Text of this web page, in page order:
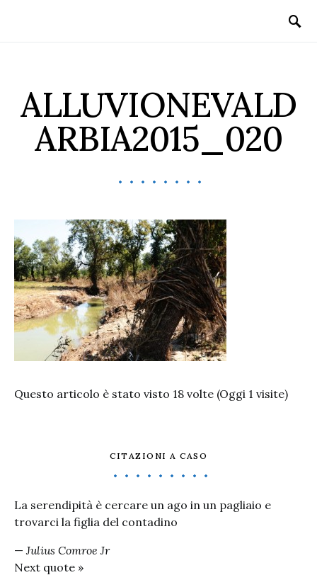
ALLUVIONEVALD
ARBIA2015_020
Questo articolo è stato visto 18 volte (Oggi 1 visite)
CITAZIONI A CASO
La serendipità è cercare un ago in un pagliaio e
trovarci la figlia del contadino
— Julius Comroe Jr
Next quote »